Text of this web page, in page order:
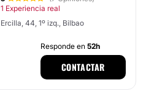
1 Experiencia real
Ercilla, 44, 1º izq., Bilbao
Responde en 52h
CONTACTAR